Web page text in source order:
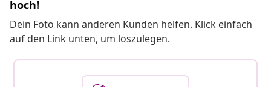
hoch!
Dein Foto kann anderen Kunden helfen. Klick einfach
auf den Link unten, um loszulegen.